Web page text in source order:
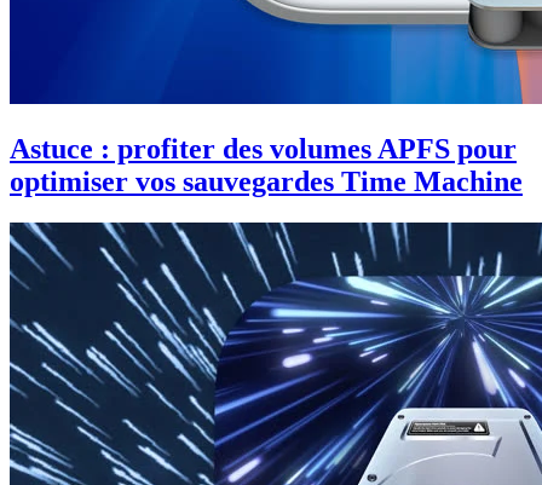
Astuce : profiter des volumes APFS pour
optimiser vos sauvegardes Time Machine